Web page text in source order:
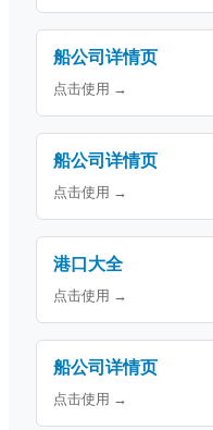
船公司详情页
点击使用 →
船公司详情页
点击使用 →
港口大全
点击使用 →
船公司详情页
点击使用 →